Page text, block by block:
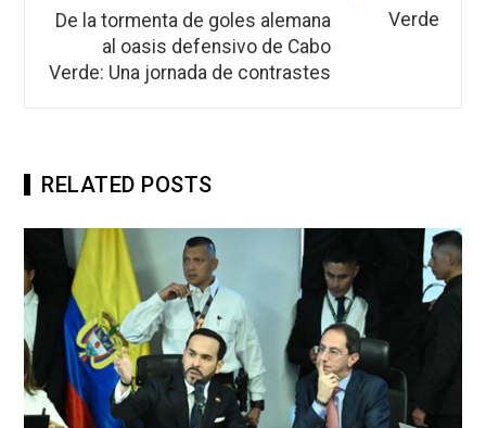
De la tormenta de goles alemana
al oasis defensivo de Cabo
Verde: Una jornada de contrastes
RELATED POSTS